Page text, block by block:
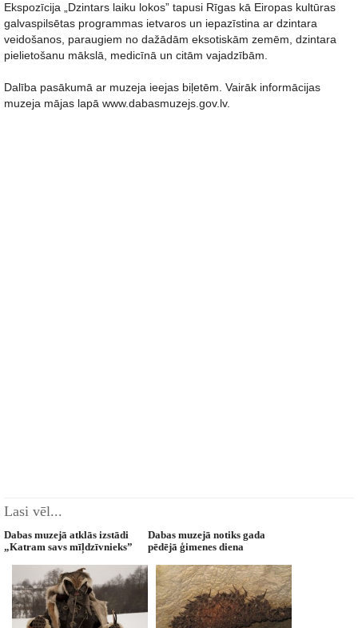
Ekspozīcija „Dzintars laiku lokos” tapusi Rīgas kā Eiropas kultūras
galvaspilsētas programmas ietvaros un iepazīstina ar dzintara
veidošanos, paraugiem no dažādām eksotiskām zemēm, dzintara
pielietošanu mākslā, medicīnā un citām vajadzībām.
Dalība pasākumā ar muzeja ieejas biļetēm. Vairāk informācijas
muzeja mājas lapā www.dabasmuzejs.gov.lv.
Lasi vēl...
Dabas muzejā atklās izstādi
„Katram savs mīļdzīvnieks”
Dabas muzejā notiks gada
pēdējā ģimenes diena